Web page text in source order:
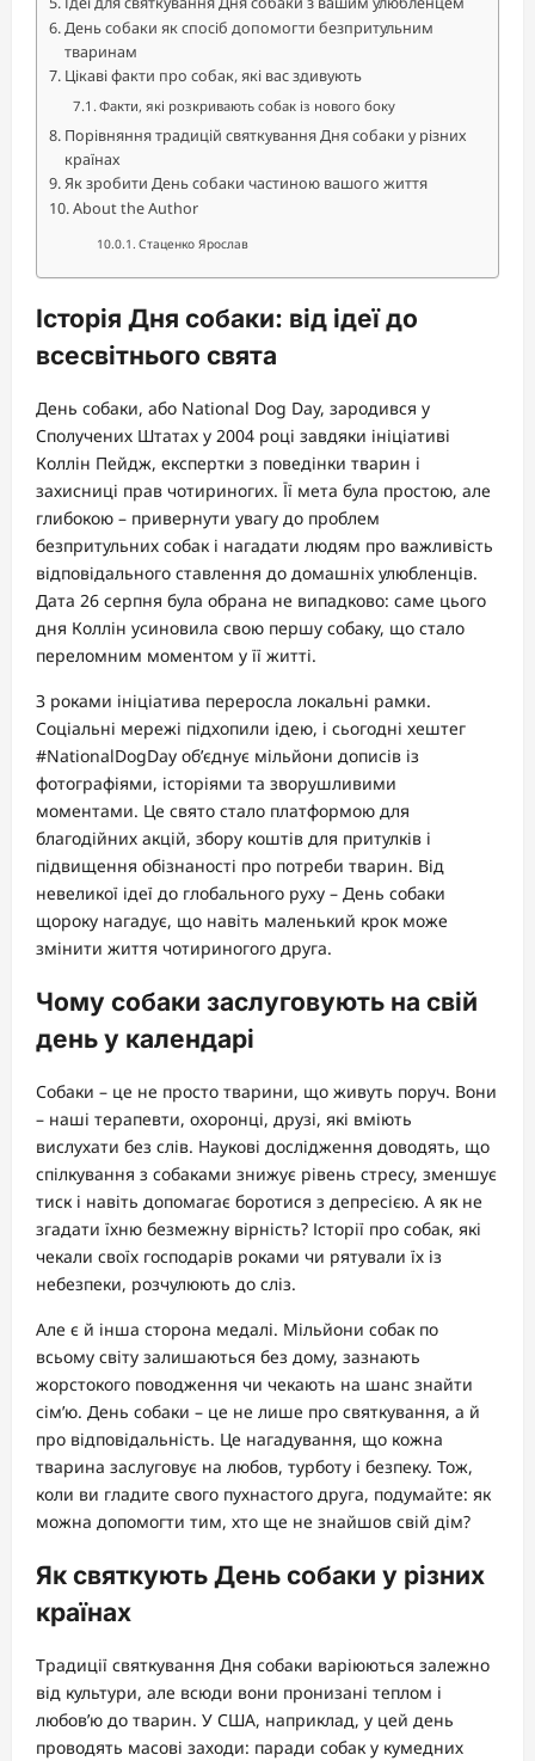
День собаки як спосіб допомогти безпритульним
тваринам
Цікаві факти про собак, які вас здивують
Факти, які розкривають собак із нового боку
Порівняння традицій святкування Дня собаки у різних
країнах
Як зробити День собаки частиною вашого життя
About the Author
Стаценко Ярослав
Історія Дня собаки: від ідеї до
всесвітнього свята
День собаки, або National Dog Day, зародився у
Сполучених Штатах у 2004 році завдяки ініціативі
Коллін Пейдж, експертки з поведінки тварин і
захисниці прав чотириногих. Її мета була простою, але
глибокою – привернути увагу до проблем
безпритульних собак і нагадати людям про важливість
відповідального ставлення до домашніх улюбленців.
Дата 26 серпня була обрана не випадково: саме цього
дня Коллін усиновила свою першу собаку, що стало
переломним моментом у її житті.
З роками ініціатива переросла локальні рамки.
Соціальні мережі підхопили ідею, і сьогодні хештег
#NationalDogDay об’єднує мільйони дописів із
фотографіями, історіями та зворушливими
моментами. Це свято стало платформою для
благодійних акцій, збору коштів для притулків і
підвищення обізнаності про потреби тварин. Від
невеликої ідеї до глобального руху – День собаки
щороку нагадує, що навіть маленький крок може
змінити життя чотириногого друга.
Чому собаки заслуговують на свій
день у календарі
Собаки – це не просто тварини, що живуть поруч. Вони
– наші терапевти, охоронці, друзі, які вміють
вислухати без слів. Наукові дослідження доводять, що
спілкування з собаками знижує рівень стресу, зменшує
тиск і навіть допомагає боротися з депресією. А як не
згадати їхню безмежну вірність? Історії про собак, які
чекали своїх господарів роками чи рятували їх із
небезпеки, розчулюють до сліз.
Але є й інша сторона медалі. Мільйони собак по
всьому світу залишаються без дому, зазнають
жорстокого поводження чи чекають на шанс знайти
сім’ю. День собаки – це не лише про святкування, а й
про відповідальність. Це нагадування, що кожна
тварина заслуговує на любов, турботу і безпеку. Тож,
коли ви гладите свого пухнастого друга, подумайте: як
можна допомогти тим, хто ще не знайшов свій дім?
Як святкують День собаки у різних
країнах
Традиції святкування Дня собаки варіюються залежно
від культури, але всюди вони пронизані теплом і
любов’ю до тварин. У США, наприклад, у цей день
проводять масові заходи: паради собак у кумедних